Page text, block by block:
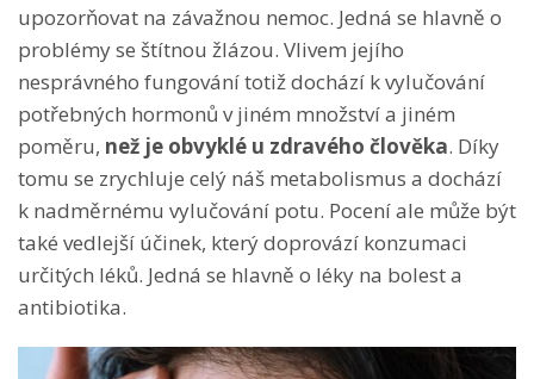
upozorňovat na závažnou nemoc. Jedná se hlavně o
problémy se štítnou žlázou. Vlivem jejího
nesprávného fungování totiž dochází k vylučování
potřebných hormonů v jiném množství a jiném
poměru, než je obvyklé u zdravého člověka. Díky
tomu se zrychluje celý náš metabolismus a dochází
k nadměrnému vylučování potu. Pocení ale může být
také vedlejší účinek, který doprovází konzumaci
určitých léků. Jedná se hlavně o léky na bolest a
antibiotika.